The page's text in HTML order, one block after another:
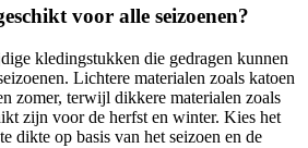
voor alle seizoenen?
kledingstukken die gedragen kunnen
Lichtere materialen zoals katoen
zomer, terwijl dikkere materialen zoals
zijn voor de herfst en winter. Kies het
dikte op basis van het seizoen en de